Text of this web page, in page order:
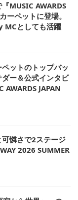
MUSIC AWARDS
ーペットに登場。
としても活躍
ットのトップバッ
ー＆公式インタビ
AWARDS JAPAN
憐さで2ステージ
2026 SUMMER